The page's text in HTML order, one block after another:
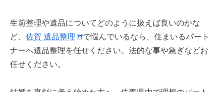
生前整理や遺品についてどのように扱えば良いのかな
ど、 佐賀 遺品整理
で悩んでいるなら、住まいるパート
ナーへ遺品整理を任せください。法的な事や急ぎなどお
任せください。